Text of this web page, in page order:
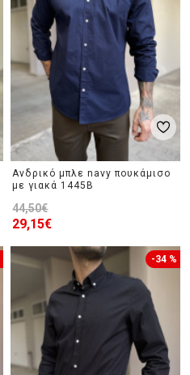
Ανδρικό μπλε navy πουκάμισο
με γιακά 1445B
29,15€
44,50€
-34 %